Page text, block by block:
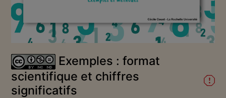
la
vidéo
Exemples : format
scientifique et chiffres
significatifs